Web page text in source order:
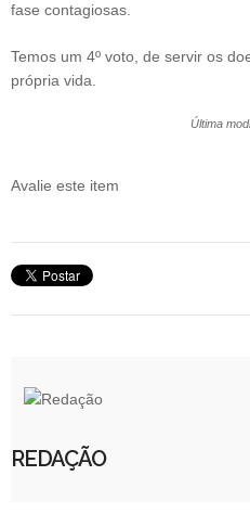
fase contagiosas.
Temos um 4º voto, de servir os
própria vida.
Última
Avalie este item
REDAÇÃO